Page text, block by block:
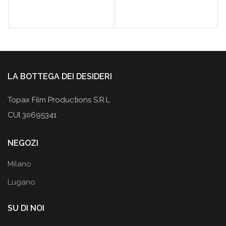
LA BOTTEGA DEI DESIDERI
Topax Film Productions S.R.L
CUI 30695341
NEGOZI
Milano
Lugano
SU DI NOI